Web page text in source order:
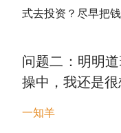
式去投资？尽早把钱
问题二：明明
操中，我还是
一知羊